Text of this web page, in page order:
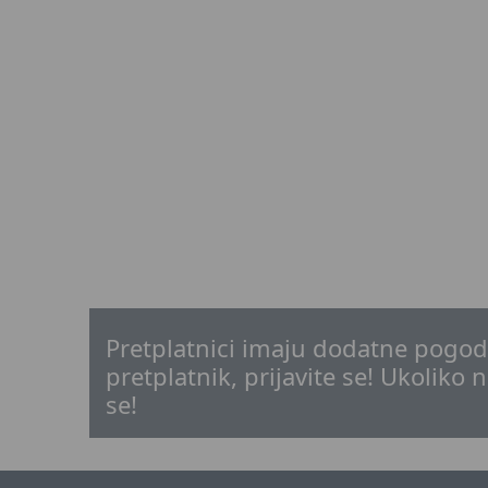
Pretplatnici imaju dodatne
pretplatnik, prijavite se! Ukoliko
se!